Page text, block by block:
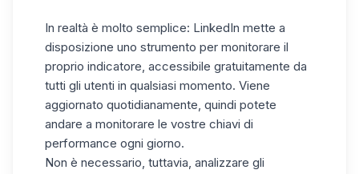
In realtà è molto semplice: LinkedIn mette a
disposizione uno strumento per monitorare il
proprio indicatore, accessibile gratuitamente da
tutti gli utenti in qualsiasi momento. Viene
aggiornato quotidianamente, quindi potete
andare a monitorare le vostre chiavi di
performance ogni giorno.
Non è necessario, tuttavia, analizzare gli